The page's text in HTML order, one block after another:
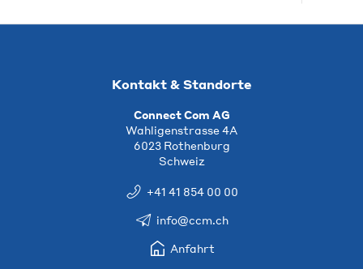
Kontakt & Standorte
Connect Com AG
Wahligenstrasse 4A
6023 Rothenburg
Schweiz
+41 41 854 00 00
info@ccm.ch
Anfahrt